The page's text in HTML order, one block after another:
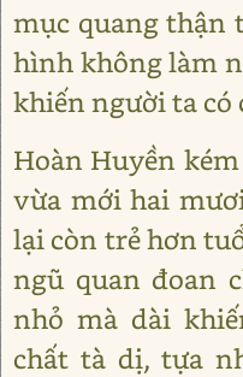
mục quang thận
hình không làm
khiến người ta có
Hoàn Huyền
vừa mới hai
lại còn trẻ hơn
ngũ quan đoan
nhỏ mà dài
chất tà dị, tựa